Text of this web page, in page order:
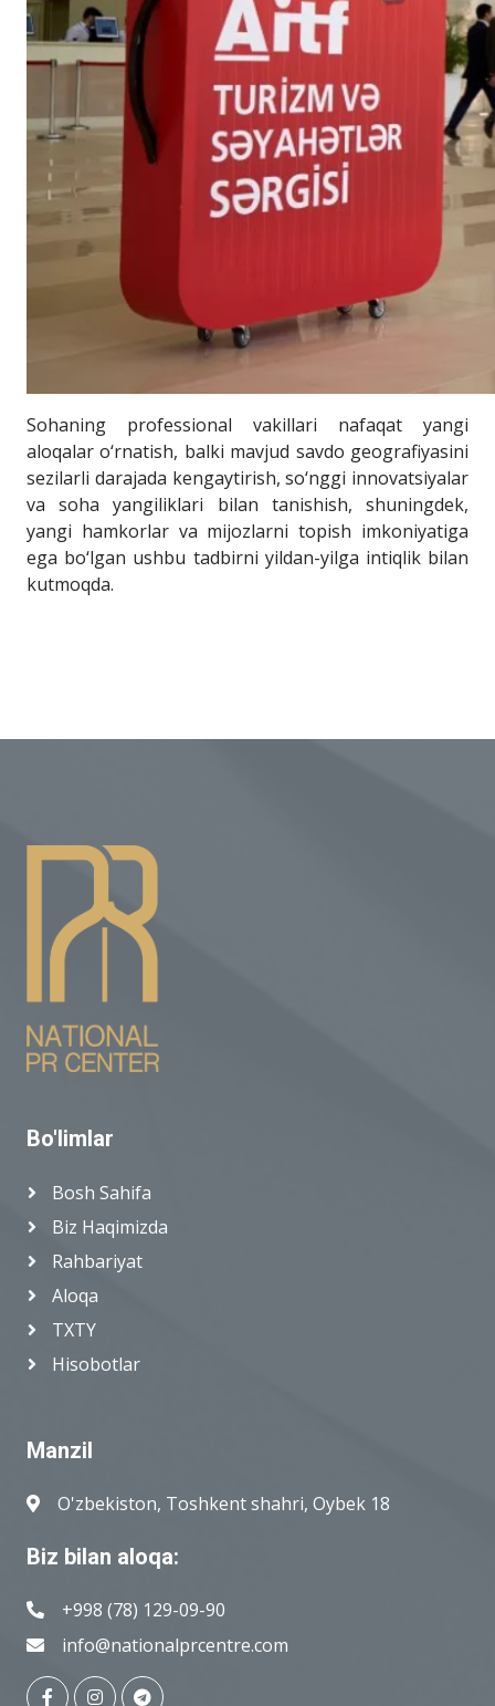
Sohaning professional vakillari nafaqat yangi
aloqalar o‘rnatish, balki mavjud savdo geografiyasini
sezilarli darajada kengaytirish, so‘nggi innovatsiyalar
va soha yangiliklari bilan tanishish, shuningdek,
yangi hamkorlar va mijozlarni topish imkoniyatiga
ega bo‘lgan ushbu tadbirni yildan-yilga intiqlik bilan
kutmoqda.
Bo'limlar
Bosh Sahifa
Biz Haqimizda
Rahbariyat
Aloqa
TXTY
Hisobotlar
Manzil
O'zbekiston, Toshkent shahri, Oybek 18
Biz bilan aloqa:
+998 (78) 129-09-90
info@nationalprcentre.com